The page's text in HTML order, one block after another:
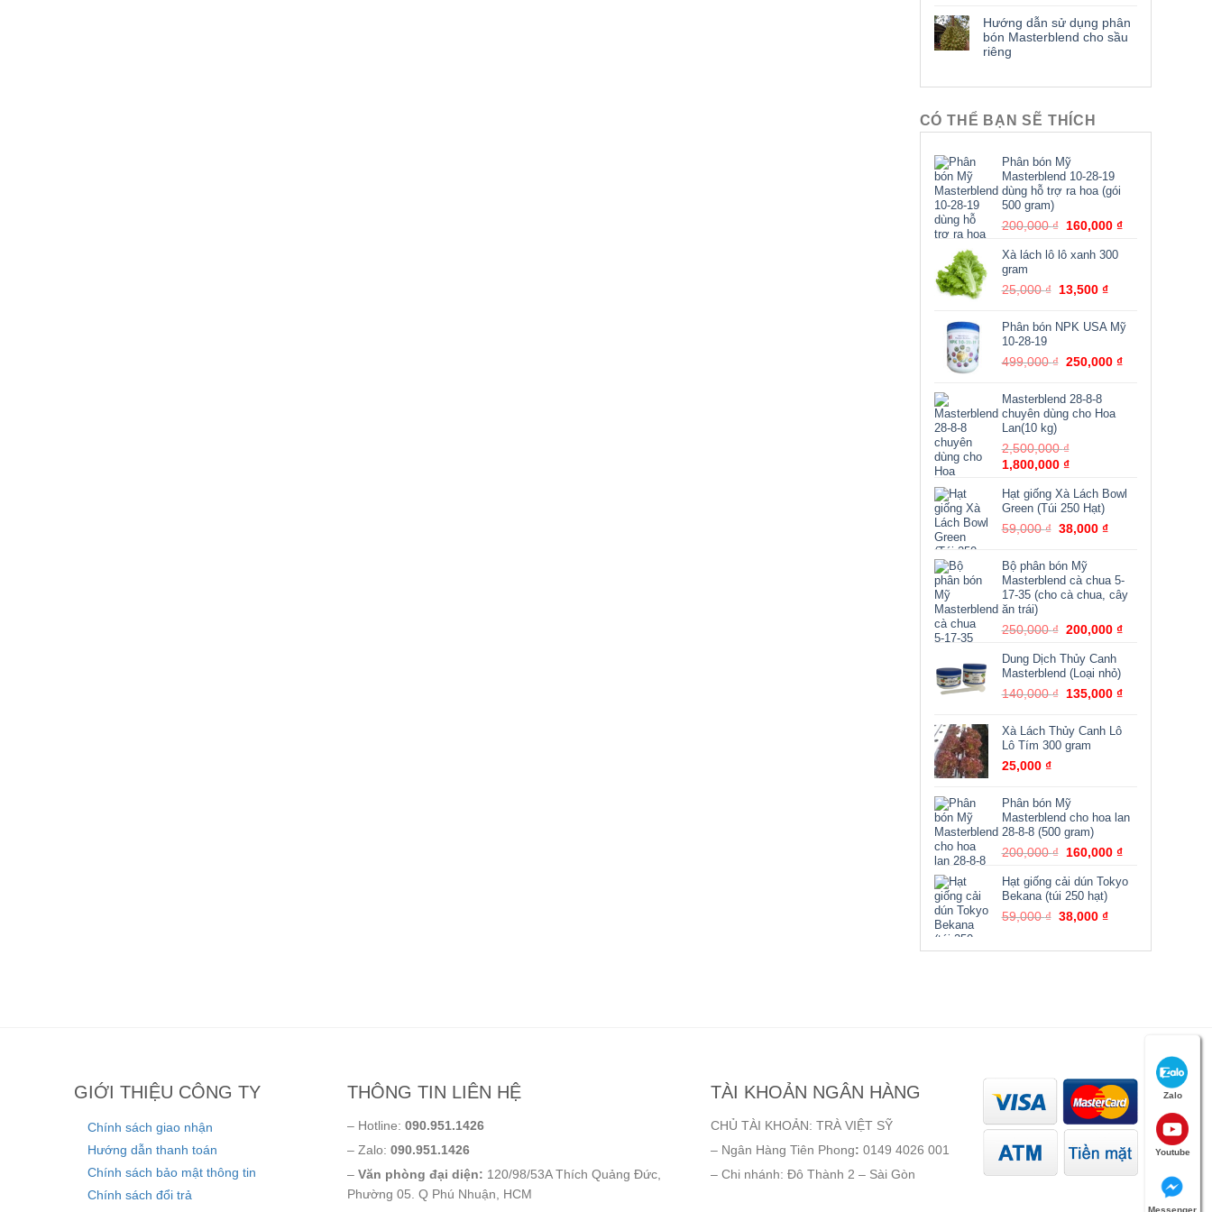
Hướng dẫn sử dụng phân
bón Masterblend cho sầu
riêng
CÓ THỂ BẠN SẼ THÍCH
Phân bón Mỹ
Masterblend 10-28-19
dùng hỗ trợ ra hoa (gói
500 gram)
200,000₫ Giá
là:
160,000 ₫Giá
Xà lách lô lô xanh 300
gram
25,000₫ Giá
là:
13,500 ₫Giá
tại
là:
Phân bón NPK USA Mỹ
10-28-19
499,000₫ Giá
là:
499,000 ₫.
250,000 ₫Giá
Masterblend 28-8-8
chuyên dùng cho Hoa
Lan(10 kg)
2,500,000₫
2,500,000 ₫.
1,800,000 ₫Giá
tại
là:
1,800,000 ₫.
Hạt giống Xà Lách Bowl
Green (Túi 250 Hạt)
59,000₫ Giá
là:
59,000 ₫.
38,000 ₫Giá
là:
38,000 ₫.
Bộ phân bón Mỹ
Masterblend cà chua 5-
17-35 (cho cà chua, cây
ăn trái)
250,000₫ Giá
là:
250,000 ₫.
200,000 ₫Giá
200,000 ₫.
Dung Dịch Thủy Canh
Masterblend (Loại nhỏ)
140,000₫ Giá
là:
140,000 ₫.
135,000 ₫Giá
Xà Lách Thủy Canh Lô
Lô Tím 300 gram
25,000 ₫
Phân bón Mỹ
Masterblend cho hoa lan
28-8-8 (500 gram)
200,000₫ Giá
là:
200,000 ₫.
160,000 ₫Giá
tại
Hạt giống cải dún Tokyo
Bekana (túi 250 hạt)
59,000₫ Giá
là:
38,000 ₫Giá
tại
GIỚI THIỆU CÔNG TY
Chính sách giao nhận
Hướng dẫn thanh toán
Chính sách bảo mật thông tin
Chính sách đổi trả
THÔNG TIN LIÊN HỆ
– Hotline: 090.951.1426
– Zalo: 090.951.1426
– Văn phòng đại diện: 120/98/53A Thích Quảng Đức,
Phường 05. Q Phú Nhuận, HCM
TÀI KHOẢN NGÂN HÀNG
CHỦ TÀI KHOẢN: TRÀ VIỆT SỸ
– Ngân Hàng Tiên Phong: 0149 4026 001
– Chi nhánh: Đô Thành 2 – Sài Gòn
Zalo
Youtube
Messenger